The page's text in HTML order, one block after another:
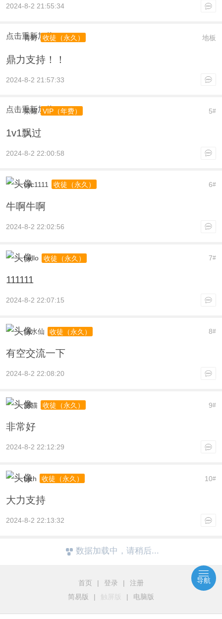
2024-8-2 21:55:34
点击重新加载 地板
青野 收徒（永久）
鼎力支持！！
2024-8-2 21:57:33
点击重新加载 5#
荣耀 VIP（年费）
1v1飘过
2024-8-2 22:00:58
6#
cyc1111 收徒（永久）
牛啊牛啊
2024-8-2 22:02:56
7#
hello 收徒（永久）
111111
2024-8-2 22:07:15
8#
纸水仙 收徒（永久）
有空交流一下
2024-8-2 22:08:20
9#
肥猫 收徒（永久）
非常好
2024-8-2 22:12:29
10#
bjzh 收徒（永久）
大力支持
2024-8-2 22:13:32
数据加载中，请稍后...
首页 | 登录 |
注册
简易版
| 触屏版 | 电脑版
导航